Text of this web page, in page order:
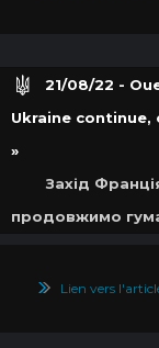
21/08/22 -
Ukraine
»
Захід
продовжимо
Lien vers